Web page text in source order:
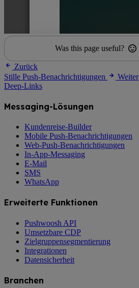
Was this page useful?
Zurück
Stille Push-Benachrichtigungen
Weiter
Deep-Links
Messaging-Lösungen
Kundenreise-Builder
Mobile Push-Benachrichtigungen
Web-Push-Benachrichtigungen
In-App-Messaging
E-Mail
SMS
WhatsApp
Erweiterte Funktionen
Pushwoosh API
Umsetzbare CDP
Zielgruppensegmentierung
Integrationen
Datensicherheit
Branchen